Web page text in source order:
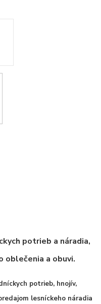
potrieb a náradia,
oblečenia a obuvi.
potrieb, hnojív,
lesníckeho náradia